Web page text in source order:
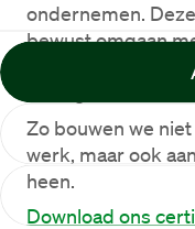
ondernemen.
bewust omgaan
en actief werken
Zo bouwen we
werk, maar ook
heen.
Download ons